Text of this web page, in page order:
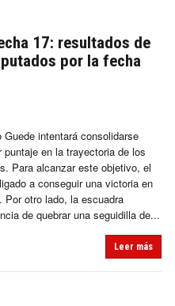
17: resultados de
por la fecha
intentará consolidarse
en la trayectoria de los
Para alcanzar este objetivo, el
a conseguir una victoria en
Por otro lado, la escuadra
de quebrar una seguidilla de...
Leer más